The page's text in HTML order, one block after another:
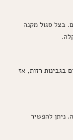
בצל סגול מקנה
בגבינות רזות, אז
ניתן להפשיר